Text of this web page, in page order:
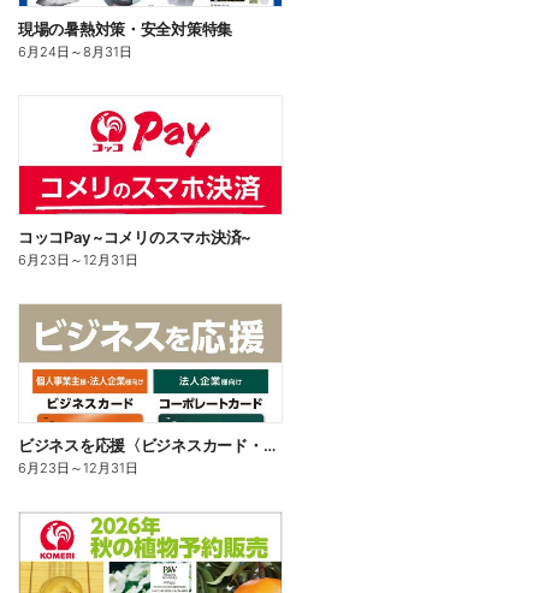
現場の暑熱対策・安全対策特集
6月24日 ～8月31日
コッコPay ~コメリのスマホ決済~
6月23日 ～12月31日
ビジネスを応援〈ビジネスカード・コーポレートカード〉
6月23日 ～12月31日